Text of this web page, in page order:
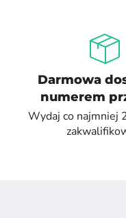
Darmowa
numerem
Wydaj co najmniej